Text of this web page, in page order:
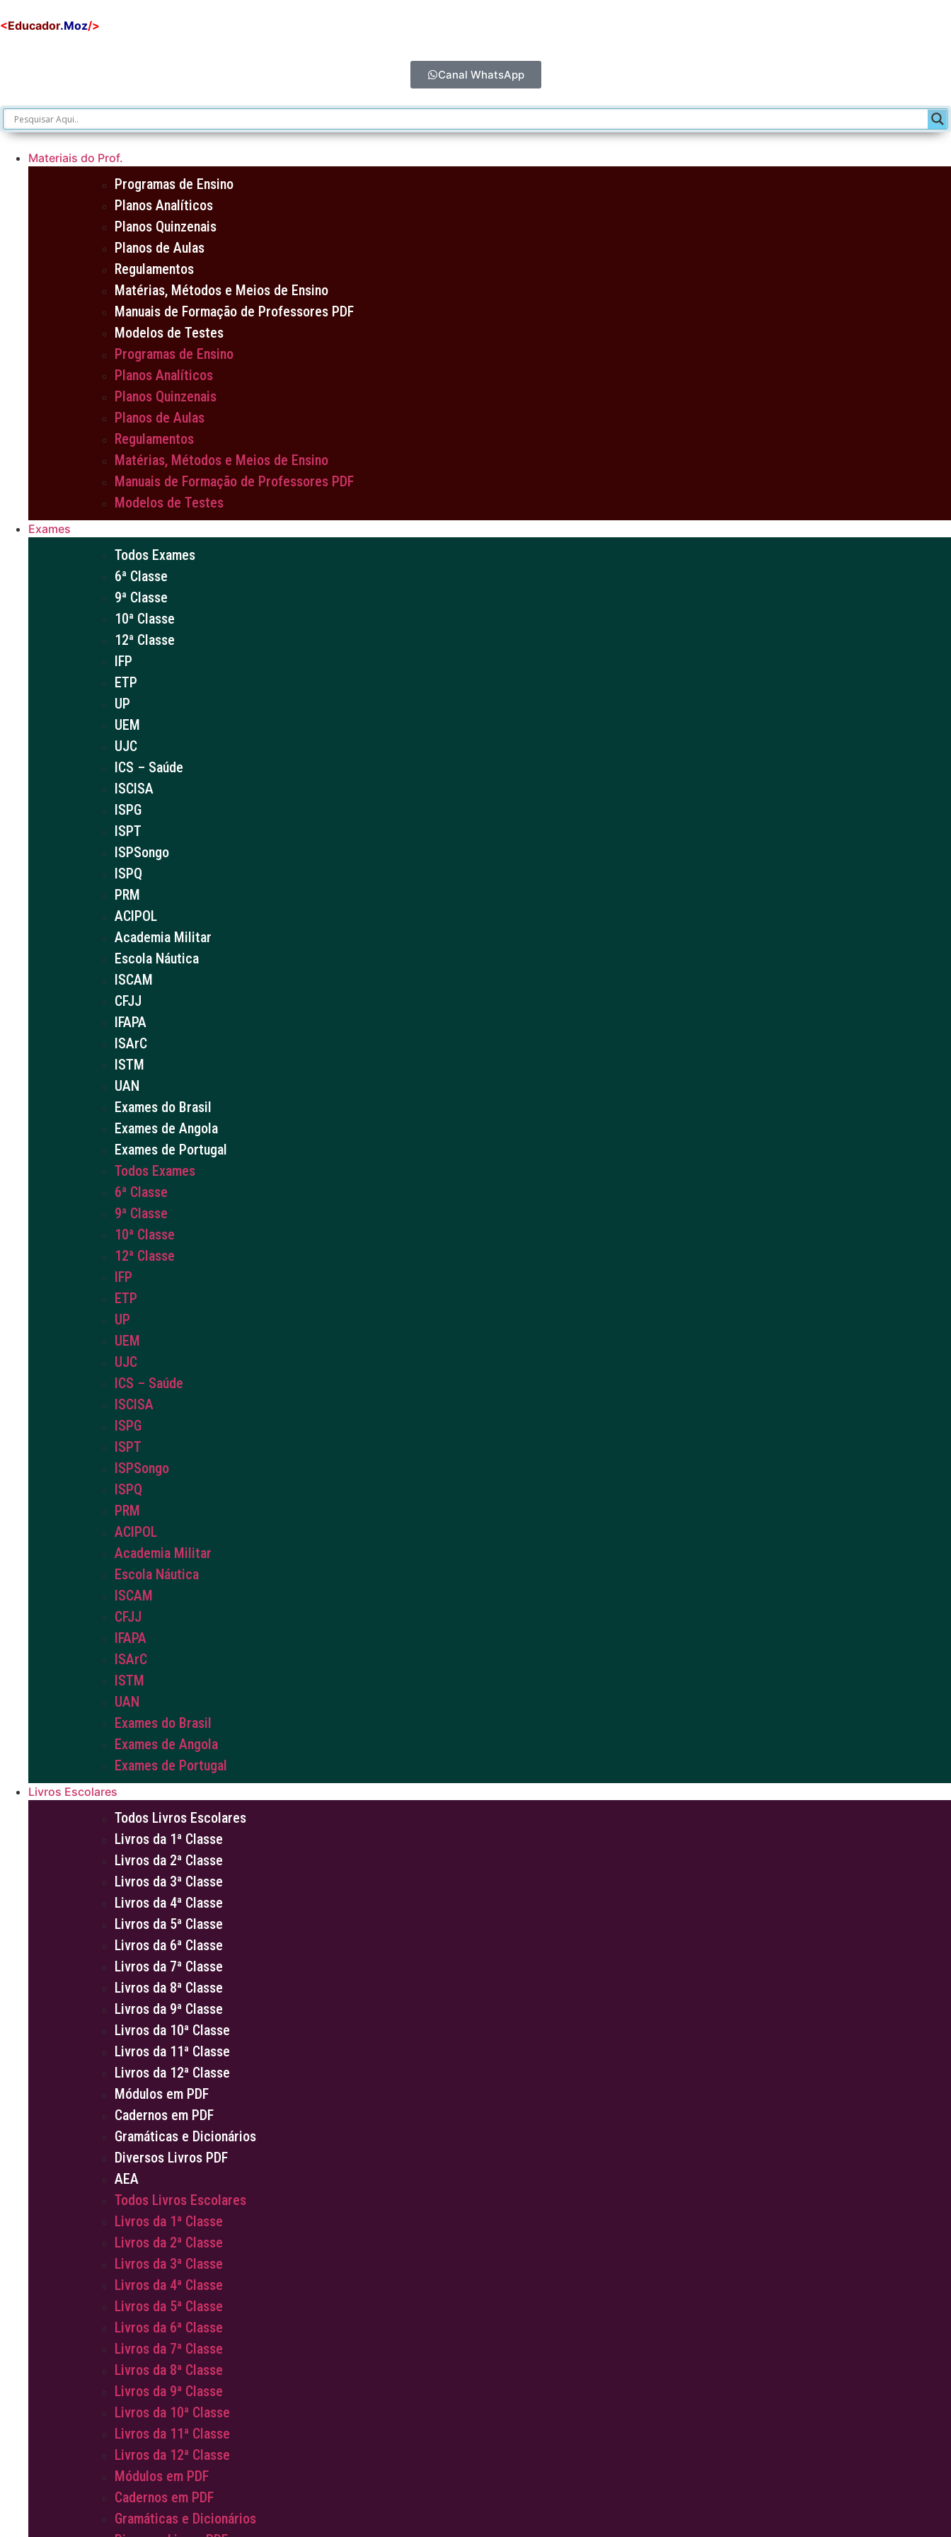
<Educador.Moz/>
Canal WhatsApp
Materiais do Prof.
Programas de Ensino
Planos Analíticos
Planos Quinzenais
Planos de Aulas
Regulamentos
Matérias, Métodos e Meios de Ensino
Manuais de Formação de Professores PDF
Modelos de Testes
Programas de Ensino
Planos Analíticos
Planos Quinzenais
Planos de Aulas
Regulamentos
Matérias, Métodos e Meios de Ensino
Manuais de Formação de Professores PDF
Modelos de Testes
Exames
Todos Exames
6ª Classe
9ª Classe
10ª Classe
12ª Classe
IFP
ETP
UP
UEM
UJC
ICS – Saúde
ISCISA
ISPG
ISPT
ISPSongo
ISPQ
PRM
ACIPOL
Academia Militar
Escola Náutica
ISCAM
CFJJ
IFAPA
ISArC
ISTM
UAN
Exames do Brasil
Exames de Angola
Exames de Portugal
Todos Exames
6ª Classe
9ª Classe
10ª Classe
12ª Classe
IFP
ETP
UP
UEM
UJC
ICS – Saúde
ISCISA
ISPG
ISPT
ISPSongo
ISPQ
PRM
ACIPOL
Academia Militar
Escola Náutica
ISCAM
CFJJ
IFAPA
ISArC
ISTM
UAN
Exames do Brasil
Exames de Angola
Exames de Portugal
Livros Escolares
Todos Livros Escolares
Livros da 1ª Classe
Livros da 2ª Classe
Livros da 3ª Classe
Livros da 4ª Classe
Livros da 5ª Classe
Livros da 6ª Classe
Livros da 7ª Classe
Livros da 8ª Classe
Livros da 9ª Classe
Livros da 10ª Classe
Livros da 11ª Classe
Livros da 12ª Classe
Módulos em PDF
Cadernos em PDF
Gramáticas e Dicionários
Diversos Livros PDF
AEA
Todos Livros Escolares
Livros da 1ª Classe
Livros da 2ª Classe
Livros da 3ª Classe
Livros da 4ª Classe
Livros da 5ª Classe
Livros da 6ª Classe
Livros da 7ª Classe
Livros da 8ª Classe
Livros da 9ª Classe
Livros da 10ª Classe
Livros da 11ª Classe
Livros da 12ª Classe
Módulos em PDF
Cadernos em PDF
Gramáticas e Dicionários